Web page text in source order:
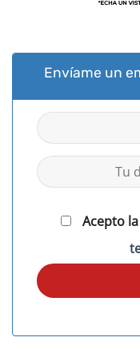
Envíame un
Acepto la